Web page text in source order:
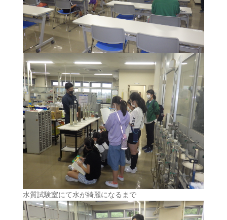
水質試験室にて水が綺麗になるまで